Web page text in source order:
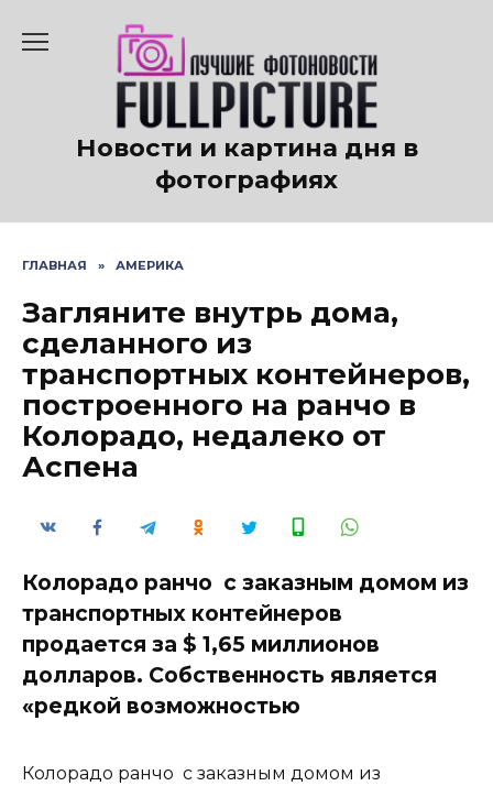
содержанию
Новости и картина дня в
фотографиях
ГЛАВНАЯ » АМЕРИКА
Загляните внутрь дома,
сделанного из
транспортных контейнеров,
построенного на ранчо в
Колорадо, недалеко от
Аспена
Колорадо ранчо с заказным домом из
транспортных контейнеров
продается за $ 1,65 миллионов
долларов. Собственность является
«редкой возможностью
Колорадо ранчо с заказным домом из